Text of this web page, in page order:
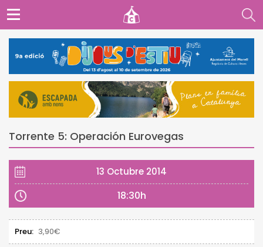
Torrente 5: Operación Eurovegas
13 Octubre 2014
18:30h
Preu: 3,90€